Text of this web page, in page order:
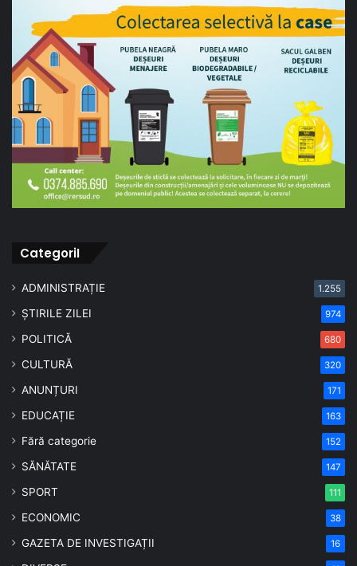
CategoriI
ADMINISTRAȚIE 1.255
ȘTIRILE ZILEI 974
POLITICĂ 680
CULTURĂ 320
ANUNȚURI 171
EDUCAȚIE 163
Fără categorie 152
SĂNĂTATE 147
SPORT 111
ECONOMIC 38
GAZETA DE INVESTIGAȚII 16